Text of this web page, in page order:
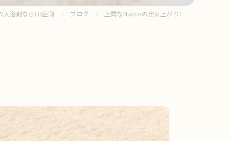
入浴剤ならLB企画 ブログ 上質なNuccoの出来上がり‼️